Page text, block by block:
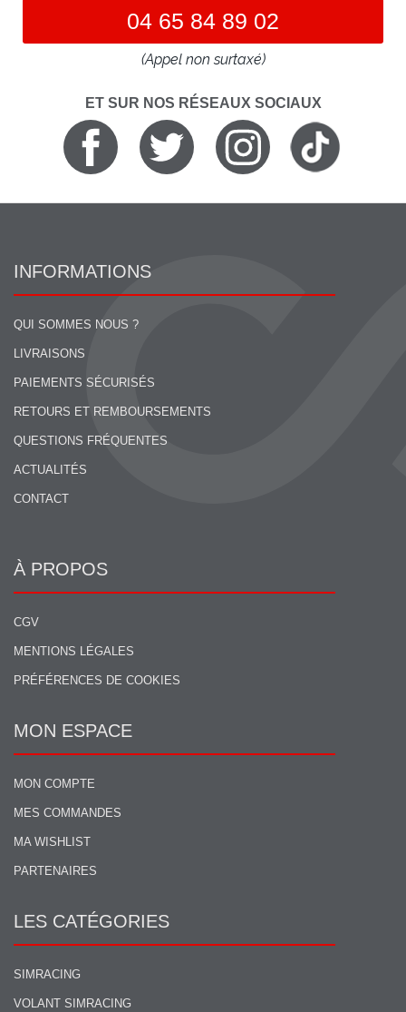
04 65 84 89 02
(Appel non surtaxé)
ET SUR NOS RÉSEAUX SOCIAUX
INFORMATIONS
QUI SOMMES NOUS ?
LIVRAISONS
PAIEMENTS SÉCURISÉS
RETOURS ET REMBOURSEMENTS
QUESTIONS FRÉQUENTES
ACTUALITÉS
CONTACT
À PROPOS
CGV
MENTIONS LÉGALES
PRÉFÉRENCES DE COOKIES
MON ESPACE
MON COMPTE
MES COMMANDES
MA WISHLIST
PARTENAIRES
LES CATÉGORIES
SIMRACING
VOLANT SIMRACING